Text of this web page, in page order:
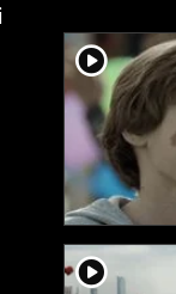
player2
player2